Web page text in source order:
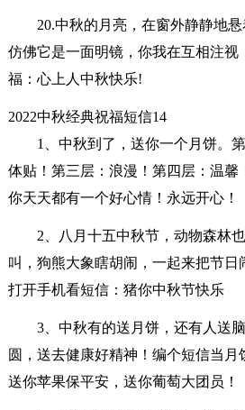
20.中秋的月亮，在窗外静静地
仿佛它是一面明镜，你我在互相注视
福：心上人中秋快乐!
2022中秋经典祝福短信14
1、中秋到了，送你一个月饼。
体贴！第三层：浪漫！第四层：温馨
你天天都有一个好心情！永远开心！
2、八月十五中秋节，动物森林
叫，狗熊大象瞎胡闹，一起来把节日
打开手机看短信：猪你中秋节快乐
3、中秋有的送月饼，还有人送
圆，送去健康好精神！编个短信当月
送你苹果保平安，送你葡萄大团员！